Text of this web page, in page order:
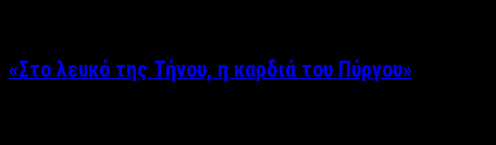
«Στο λευκό της Τήνου, η καρδιά του Πύργου»